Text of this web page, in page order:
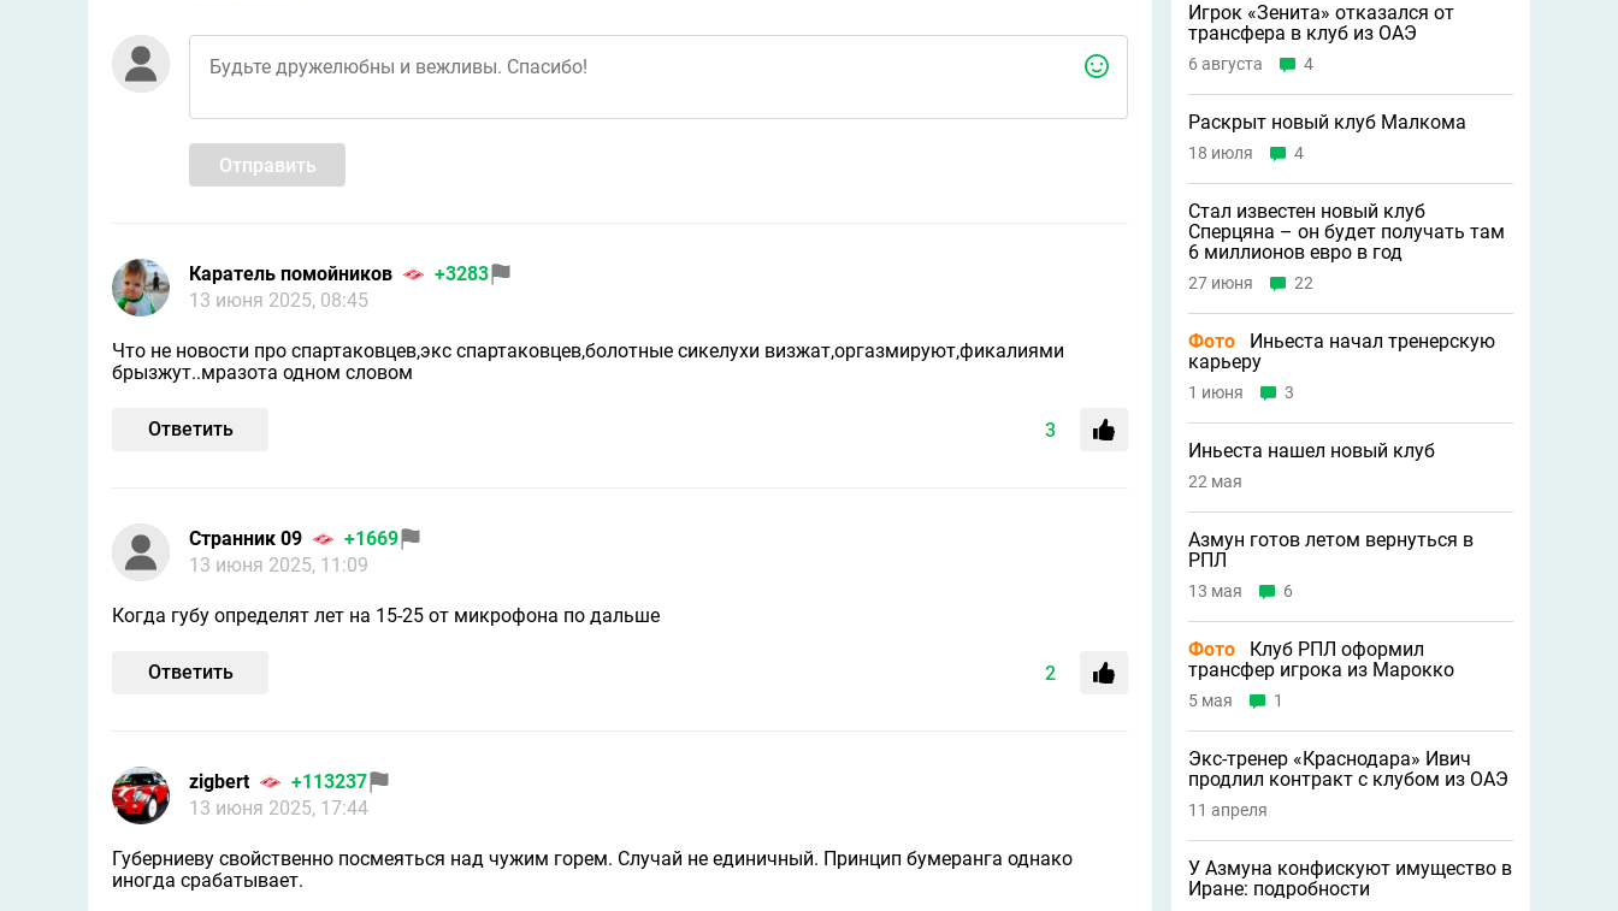
Отправить
Каратель помойников
+3283
13 июня 2025, 08:45
Что не новости про спартаковцев,экс спартаковцев,болотные сикелухи визжат,оргазмируют,фикалиями
брызжут..мразота одном словом
Ответить 3
Странник 09
+1669
13 июня 2025, 11:09
Когда губу определят лет на 15-25 от микрофона по дальше
Ответить 2
zigbert
+113237
13 июня 2025, 17:44
Губерниеву свойственно посмеяться над чужим горем. Случай не единичный. Принцип бумеранга однако
иногда срабатывает.
Игрок «Зенита» отказался от
трансфера в клуб из ОАЭ
6 августа 4
Раскрыт новый клуб Малкома
18 июля 4
Стал известен новый клуб
Сперцяна – он будет получать там
6 миллионов евро в год
27 июня 22
Фото
Иньеста начал тренерскую
карьеру
1 июня 3
Иньеста нашел новый клуб
22 мая
Азмун готов летом вернуться в
РПЛ
13 мая 6
Фото
Клуб РПЛ оформил
трансфер игрока из Марокко
5 мая 1
Экс-тренер «Краснодара» Ивич
продлил контракт с клубом из ОАЭ
11 апреля
У Азмуна конфискуют имущество в
Иране: подробности